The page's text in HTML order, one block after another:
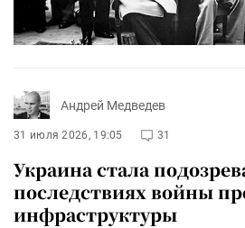
Андрей Медведев
31 июля 2026, 19:05 31
Украина стала
последствиях войны
инфраструктуры